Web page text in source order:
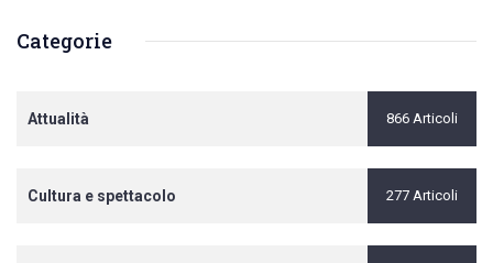
Categorie
Attualità 866 Articoli
Cultura e spettacolo 277 Articoli